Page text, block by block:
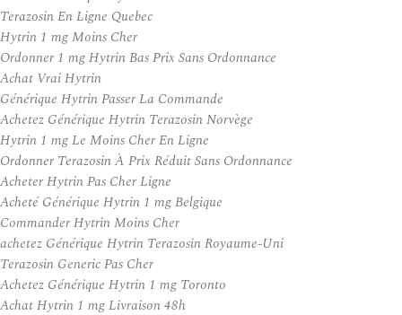
Terazosin En Ligne Quebec
Hytrin 1 mg Moins Cher
Ordonner 1 mg Hytrin Bas Prix Sans Ordonnance
Achat Vrai Hytrin
Générique Hytrin Passer La Commande
Achetez Générique Hytrin Terazosin Norvège
Hytrin 1 mg Le Moins Cher En Ligne
Ordonner Terazosin À Prix Réduit Sans Ordonnance
Acheter Hytrin Pas Cher Ligne
Acheté Générique Hytrin 1 mg Belgique
Commander Hytrin Moins Cher
achetez Générique Hytrin Terazosin Royaume-Uni
Terazosin Generic Pas Cher
Achetez Générique Hytrin 1 mg Toronto
Achat Hytrin 1 mg Livraison 48h